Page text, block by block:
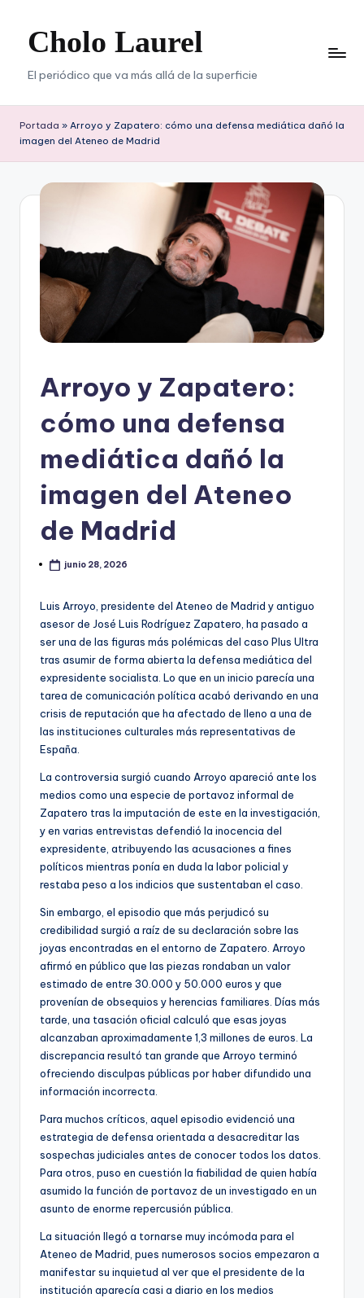
Saltar
contenido
Cholo Laurel
El periódico que va más allá de la superficie
Portada » Arroyo y Zapatero: cómo una defensa mediática dañó la
imagen del Ateneo de Madrid
Arroyo y Zapatero:
cómo una defensa
mediática dañó la
imagen del Ateneo
de Madrid
junio 28, 2026
Luis Arroyo, presidente del Ateneo de Madrid y antiguo
asesor de José Luis Rodríguez Zapatero, ha pasado a
ser una de las figuras más polémicas del caso Plus Ultra
tras asumir de forma abierta la defensa mediática del
expresidente socialista. Lo que en un inicio parecía una
tarea de comunicación política acabó derivando en una
crisis de reputación que ha afectado de lleno a una de
las instituciones culturales más representativas de
España.
La controversia surgió cuando Arroyo apareció ante los
medios como una especie de portavoz informal de
Zapatero tras la imputación de este en la investigación,
y en varias entrevistas defendió la inocencia del
expresidente, atribuyendo las acusaciones a fines
políticos mientras ponía en duda la labor policial y
restaba peso a los indicios que sustentaban el caso.
Sin embargo, el episodio que más perjudicó su
credibilidad surgió a raíz de su declaración sobre las
joyas encontradas en el entorno de Zapatero. Arroyo
afirmó en público que las piezas rondaban un valor
estimado de entre 30.000 y 50.000 euros y que
provenían de obsequios y herencias familiares. Días más
tarde, una tasación oficial calculó que esas joyas
alcanzaban aproximadamente 1,3 millones de euros. La
discrepancia resultó tan grande que Arroyo terminó
ofreciendo disculpas públicas por haber difundido una
información incorrecta.
Para muchos críticos, aquel episodio evidenció una
estrategia de defensa orientada a desacreditar las
sospechas judiciales antes de conocer todos los datos.
Para otros, puso en cuestión la fiabilidad de quien había
asumido la función de portavoz de un investigado en un
asunto de enorme repercusión pública.
La situación llegó a tornarse muy incómoda para el
Ateneo de Madrid, pues numerosos socios empezaron a
manifestar su inquietud al ver que el presidente de la
institución aparecía casi a diario en los medios